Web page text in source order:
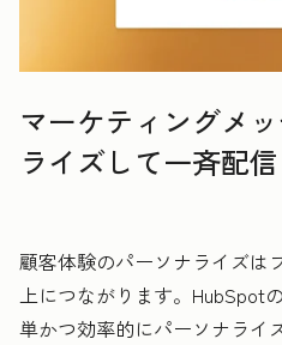
マーケティングメ
ライズして一斉配信
顧客体験のパーソナライズは
上につながります。HubSpot
単かつ効率的にパーソナライ